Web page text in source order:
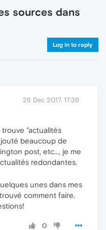
sources dans
Log in to reply
28 Dec 2017, 17:36
trouve "actualités
beaucoup de
post, etc..., je me
redondantes.
unes dans mes
comment faire.
0